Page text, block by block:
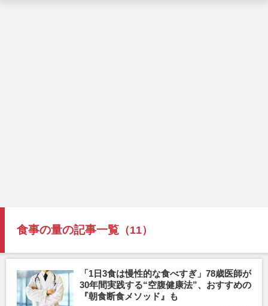
食事の量の記事一覧 （11）
「1日3食は慢性的な食べすぎ」78歳医師が
30年間実践する“空腹健康法”、おすすめの
『朝食断食メソッド』も